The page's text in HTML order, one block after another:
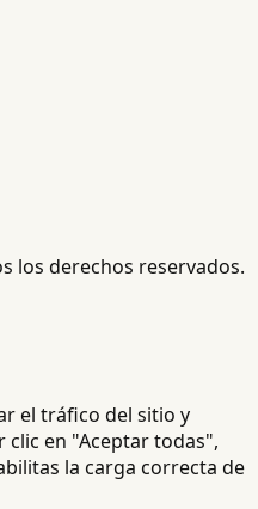
los derechos reservados.
el tráfico del sitio y
clic en "Aceptar todas",
la carga correcta de